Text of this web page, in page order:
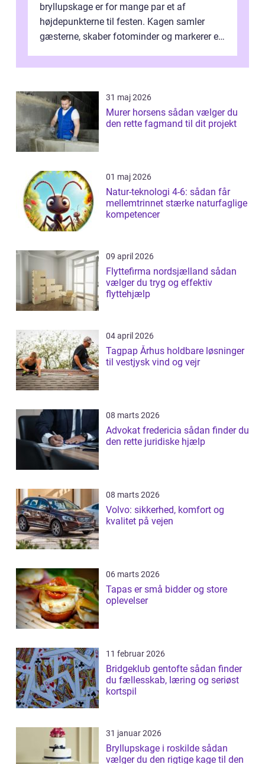
bryllupskage er for mange par et af
højdepunkterne til festen. Kagen samler
gæsterne, skaber fotominder og markerer et
du ...
31 maj 2026
Murer horsens sådan vælger du
den rette fagmand til dit projekt
01 maj 2026
Natur-teknologi 4-6: sådan får
mellemtrinnet stærke naturfaglige
kompetencer
09 april 2026
Flyttefirma nordsjælland sådan
vælger du tryg og effektiv
flyttehjælp
04 april 2026
Tagpap Århus holdbare løsninger
til vestjysk vind og vejr
08 marts 2026
Advokat fredericia sådan finder du
den rette juridiske hjælp
08 marts 2026
Volvo: sikkerhed, komfort og
kvalitet på vejen
06 marts 2026
Tapas er små bidder og store
oplevelser
11 februar 2026
Bridgeklub gentofte sådan finder
du fællesskab, læring og seriøst
kortspil
31 januar 2026
Bryllupskage i roskilde sådan
vælger du den rigtige kage til den